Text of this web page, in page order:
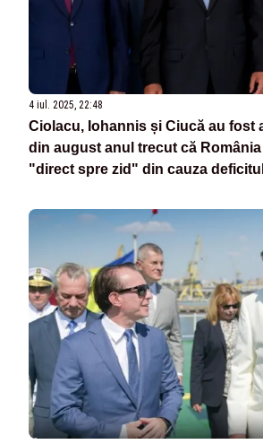
4 iul. 2025, 22:48
Ciolacu, Iohannis și Ciucă au fost
din august anul trecut că
"direct spre zid" din cauza